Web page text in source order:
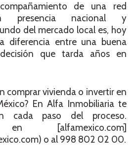
de una red
presencia nacional y
del mercado local es, hoy
diferencia entre una buena
que tarda años en
comprar vivienda o invertir en
En Alfa Inmobiliaria te
cada paso del proceso.
en [alfamexico.com]
o al 998 802 02 00.